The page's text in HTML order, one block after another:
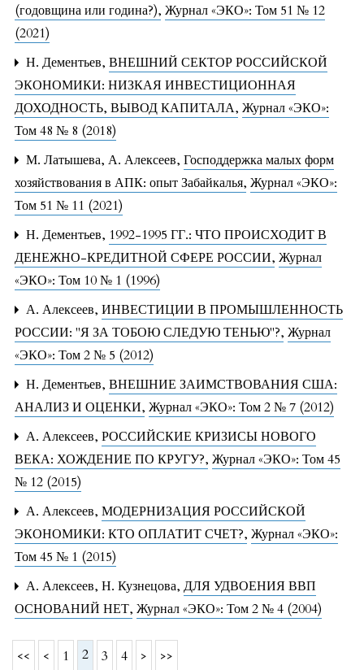
(годовщина или година?), Журнал «ЭКО»: Том 51 № 12
(2021)
Н. Дементьев, ВНЕШНИЙ СЕКТОР РОССИЙСКОЙ
ЭКОНОМИКИ: НИЗКАЯ ИНВЕСТИЦИОННАЯ
ДОХОДНОСТЬ, ВЫВОД КАПИТАЛА, Журнал «ЭКО»:
Том 48 № 8 (2018)
М. Латышева, А. Алексеев, Господдержка малых форм
хозяйствования в АПК: опыт Забайкалья, Журнал «ЭКО»:
Том 51 № 11 (2021)
Н. Дементьев, 1992-1995 ГГ.: ЧТО ПРОИСХОДИТ В
ДЕНЕЖНО-КРЕДИТНОЙ СФЕРЕ РОССИИ, Журнал
«ЭКО»: Том 10 № 1 (1996)
А. Алексеев, ИНВЕСТИЦИИ В ПРОМЫШЛЕННОСТЬ
РОССИИ: "Я ЗА ТОБОЮ СЛЕДУЮ ТЕНЬЮ"?, Журнал
«ЭКО»: Том 2 № 5 (2012)
Н. Дементьев, ВНЕШНИЕ ЗАИМСТВОВАНИЯ США:
АНАЛИЗ И ОЦЕНКИ, Журнал «ЭКО»: Том 2 № 7 (2012)
А. Алексеев, РОССИЙСКИЕ КРИЗИСЫ НОВОГО
ВЕКА: ХОЖДЕНИЕ ПО КРУГУ?, Журнал «ЭКО»: Том 45
№ 12 (2015)
А. Алексеев, МОДЕРНИЗАЦИЯ РОССИЙСКОЙ
ЭКОНОМИКИ: КТО ОПЛАТИТ СЧЕТ?, Журнал «ЭКО»:
Том 45 № 1 (2015)
А. Алексеев, Н. Кузнецова, ДЛЯ УДВОЕНИЯ ВВП
ОСНОВАНИЙ НЕТ, Журнал «ЭКО»: Том 2 № 4 (2004)
<< < 1 2 3 4 > >>